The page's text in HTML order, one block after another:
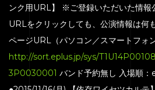
ンク用URL】 ※ご登録いただいた情報
URLをクリックしても、公演情報は何
ページURL（パソコン／スマートフォ
http://sort.eplus.jp/sys/
3P0030001 バンド予約無し 入場順